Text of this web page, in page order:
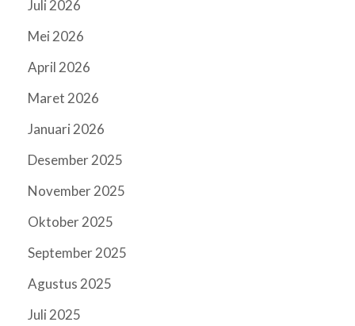
Juli 2026
Mei 2026
April 2026
Maret 2026
Januari 2026
Desember 2025
November 2025
Oktober 2025
September 2025
Agustus 2025
Juli 2025